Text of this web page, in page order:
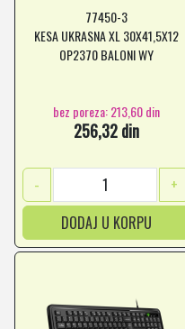
77450-3
KESA UKRASNA XL 30X41,5X12
OP2370 BALONI WY
bez poreza: 213,60 din
256,32 din
-
+
DODAJ U KORPU